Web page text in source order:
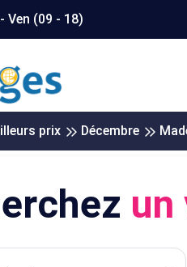
Ven (09 - 18)
prix Décembre
un